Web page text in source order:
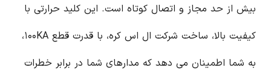
بیش از حد مجاز و اتصال کوتاه است. این کلید حرارتی با
کیفیت بالا، ساخت شرکت ال اس کره، با قدرت قطع ۱۰۰KA،
به شما اطمینان می دهد که مدارهای شما در برابر خطرات